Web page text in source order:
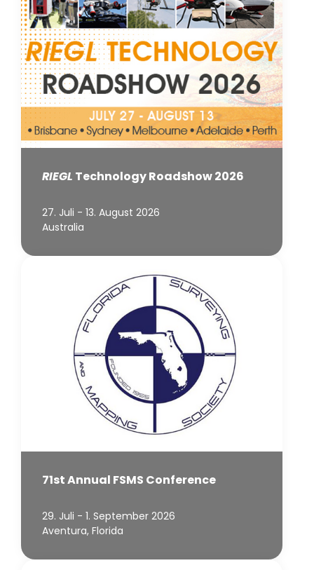
RIEGL Technology Roadshow 2026
27. Juli - 13. August 2026
Australia
71st Annual FSMS Conference
29. Juli - 1. September 2026
Aventura, Florida